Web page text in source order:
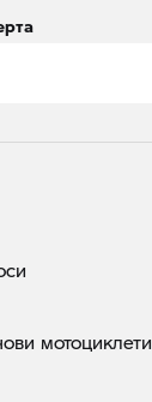
мотоциклети